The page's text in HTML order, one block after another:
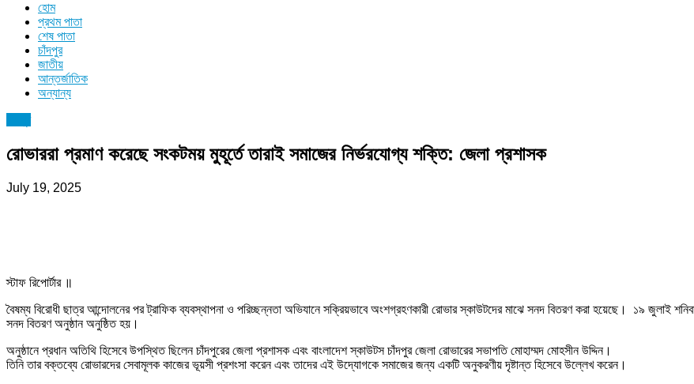
হোম
প্রথম পাতা
শেষ পাতা
চাঁদপুর
জাতীয়
আন্তর্জাতিক
অন্যান্য
রোভাররা প্রমাণ করেছে সংকটময় মুহূর্তে তারাই সমাজের নির্ভরযোগ্য শক্তি: জেলা প্রশাসক
July 19, 2025
স্টাফ রিপোর্টার ॥
বৈষম্য বিরোধী ছাত্র আন্দোলনের পর ট্রাফিক ব্যবস্থাপনা ও পরিচ্ছন্নতা অভিযানে সক্রিয়ভাবে অংশগ্রহণকারী রোভার স্কাউটদের মাঝে সনদ বিতরণ করা হয়েছে। ১৯ জুলাই
সনদ বিতরণ অনুষ্ঠান অনুষ্ঠিত হয়।
অনুষ্ঠানে প্রধান অতিথি হিসেবে উপস্থিত ছিলেন চাঁদপুরের জেলা প্রশাসক এবং বাংলাদেশ স্কাউটস চাঁদপুর জেলা রোভারের সভাপতি মোহাম্মদ মোহসীন উদ্দিন।
তিনি তার বক্তব্যে রোভারদের সেবামূলক কাজের ভূয়সী প্রশংসা করেন এবং তাদের এই উদ্যোগকে সমাজের জন্য একটি অনুকরণীয় দৃষ্টান্ত হিসেবে উল্লেখ করেন।